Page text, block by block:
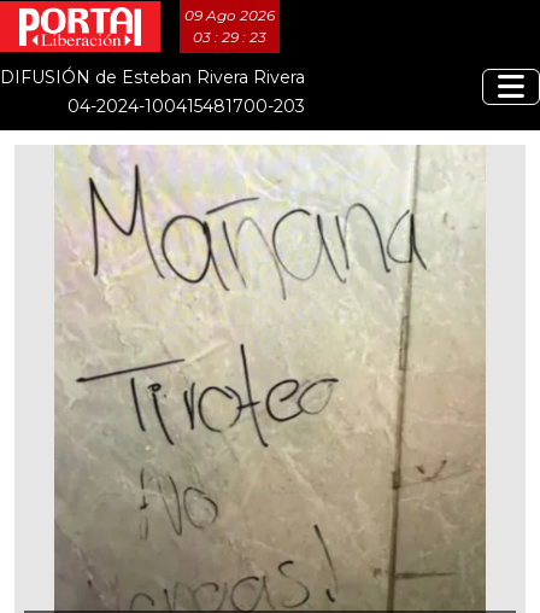
09 Ago 2026
03 : 29 : 23
DIFUSIÓN de Esteban Rivera Rivera
04-2024-100415481700-203